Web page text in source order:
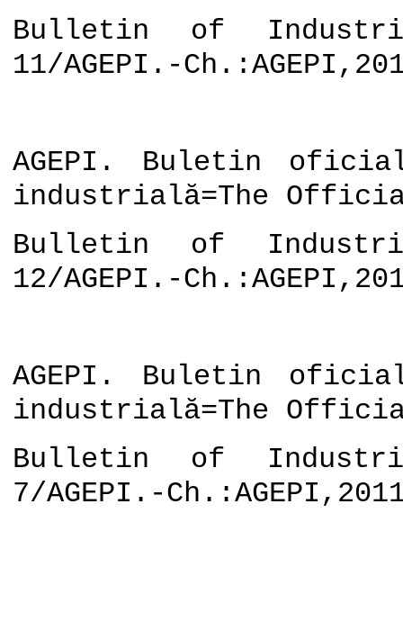
Bulletin of
11/AGEPI.-
AGEPI. Buletin
industrială=The
Bulletin of
12/AGEPI.-
AGEPI. Buletin
industrială=The
Bulletin of
7/AGEPI.-